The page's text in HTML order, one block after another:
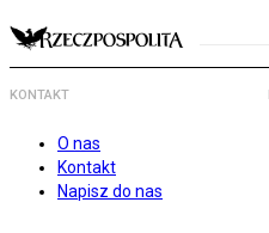
KONTAKT
O nas
Kontakt
Napisz do nas